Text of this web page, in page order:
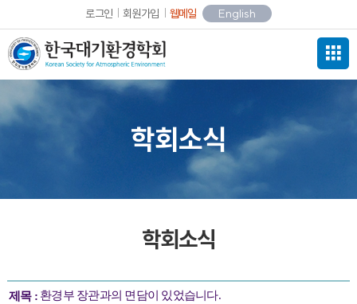
로그인 회원가입 웹메일 English
학회소식
학회소식
제목 :환경부 장관과의 면담이 있었습니다.